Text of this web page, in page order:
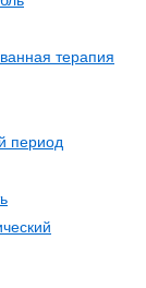
терапия
период